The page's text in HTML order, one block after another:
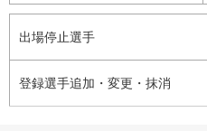
出場停止選手
登録選手追加・変更・抹消